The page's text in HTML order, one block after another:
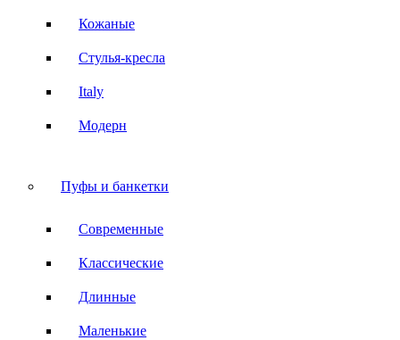
Кожаные
Стулья-кресла
Italy
Модерн
Пуфы и банкетки
Современные
Классические
Длинные
Маленькие